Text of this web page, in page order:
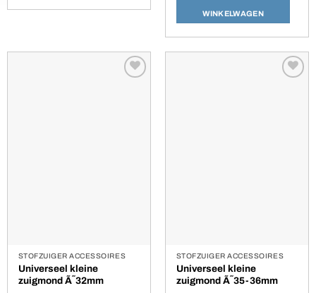
WINKELWAGEN
STOFZUIGER ACCESSOIRES
Universeel kleine
zuigmond Ã˜32mm
STOFZUIGER ACCESSOIRES
Universeel kleine
zuigmond Ã˜35-36mm